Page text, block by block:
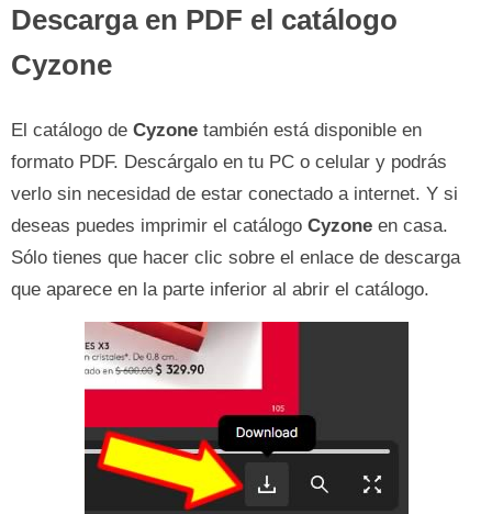
Descarga en PDF el catálogo
Cyzone
El catálogo de Cyzone también está disponible en
formato PDF. Descárgalo en tu PC o celular y podrás
verlo sin necesidad de estar conectado a internet. Y si
deseas puedes imprimir el catálogo Cyzone en casa.
Sólo tienes que hacer clic sobre el enlace de descarga
que aparece en la parte inferior al abrir el catálogo.